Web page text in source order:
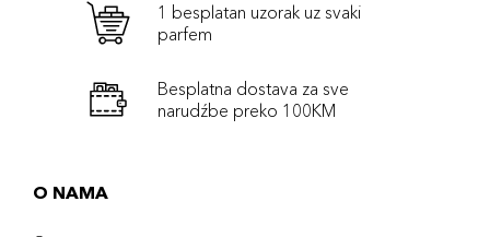
1 besplatan uzorak uz svaki
parfem
Besplatna dostava za sve
narudźbe preko 100KM
O NAMA